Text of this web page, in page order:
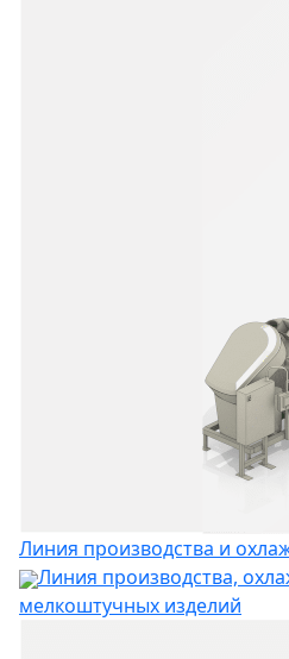
Линия производства и
Линия производства,
мелкоштучных изделий